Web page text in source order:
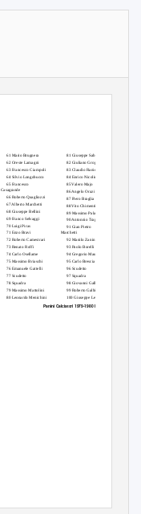
61 Mario Brugnera
62 Oreste Lamagni
63 Francesco Ciampoli
64 Silvio Longobucco
65 Francesco
81 Giuseppe Sabadini
82 Giuliano Groppi
83 Claudio Ranieri
84 Enrico Nicolini
85 Valero Majo
Casagrande 86 Angelo Orazi
66 Roberto Quagliozzi
67 Alberto Marchetti
68 Giuseppe Bellini
69 Franco Selvaggi
70 Luigi Piras
87 Piero Braglia
88 Vito Chimenti
89 Massimo Palanca
90 Antonnio Trapani
91 Gian Pietro
71 Enzo Bravi Marchetti
72 Roberto Camestrari
73 Renato Roffi
92 Manilo Zanini
93 Paolo Borelli
94 Gregorio Mauro
95 Carlo Bresciani
96 Scudetto
74 Carlo Osellame
75 Massimo Briaschi
76 Emanuele Gattelli
77 Scudetto
97 Squadra
78 Squadra
98 Giovanni Galli
99 Roberto Galbiati
100 Giuseppe Leij
79 Massimo Mattolini
80 Leonardo Menichini
Panini Calciatori 1979-1980 Page: 1